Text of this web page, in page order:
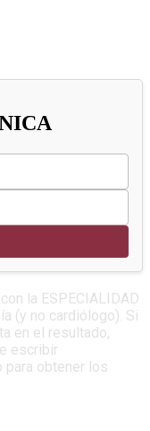
la ESPECIALIDAD
(y no cardiólogo). Si
en el resultado,
escribir
para obtener los